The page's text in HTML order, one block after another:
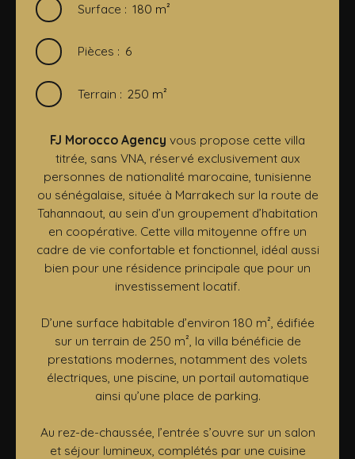
Surface : 180 m²
Pièces : 6
Terrain : 250 m²
FJ Morocco Agency vous propose cette villa
titrée, sans VNA, réservé exclusivement aux
personnes de nationalité marocaine, tunisienne
ou sénégalaise, située à Marrakech sur la route de
Tahannaout, au sein d’un groupement d’habitation
en coopérative. Cette villa mitoyenne offre un
cadre de vie confortable et fonctionnel, idéal aussi
bien pour une résidence principale que pour un
investissement locatif.
D’une surface habitable d’environ 180 m², édifiée
sur un terrain de 250 m², la villa bénéficie de
prestations modernes, notamment des volets
électriques, une piscine, un portail automatique
ainsi qu’une place de parking.
Au rez-de-chaussée, l’entrée s’ouvre sur un salon
et séjour lumineux, complétés par une cuisine